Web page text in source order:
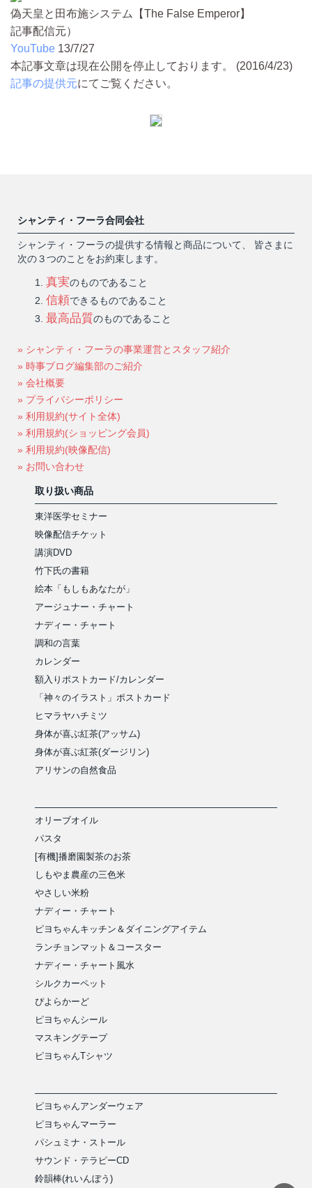
偽天皇と田布施システム【The False Emperor】
記事配信元）
YouTube 13/7/27
本記事文章は現在公開を停止しております。 (2016/4/23)
記事の提供元にてご覧ください。
シャンティ・フーラ合同会社
シャンティ・フーラの提供する情報と商品について、 皆さまに
次の３つのことをお約束します。
真実のものであること
信頼できるものであること
最高品質のものであること
» シャンティ・フーラの事業運営とスタッフ紹介
» 時事ブログ編集部のご紹介
» 会社概要
» プライバシーポリシー
» 利用規約(サイト全体)
» 利用規約(ショッピング会員)
» 利用規約(映像配信)
» お問い合わせ
取り扱い商品
東洋医学セミナー
映像配信チケット
講演DVD
竹下氏の書籍
絵本「もしもあなたが」
アージュナー・チャート
ナディー・チャート
調和の言葉
カレンダー
額入りポストカード/カレンダー
「神々のイラスト」ポストカード
ヒマラヤハチミツ
身体が喜ぶ紅茶(アッサム)
身体が喜ぶ紅茶(ダージリン)
アリサンの自然食品
オリーブオイル
パスタ
[有機]播磨園製茶のお茶
しもやま農産の三色米
やさしい米粉
ナディー・チャート
ピヨちゃんキッチン＆ダイニングアイテム
ランチョンマット＆コースター
ナディー・チャート風水
シルクカーペット
ぴよらかーど
ピヨちゃんシール
マスキングテープ
ピヨちゃんTシャツ
ピヨちゃんアンダーウェア
ピヨちゃんマーラー
パシュミナ・ストール
サウンド・テラピーCD
鈴韻棒(れいんぼう)